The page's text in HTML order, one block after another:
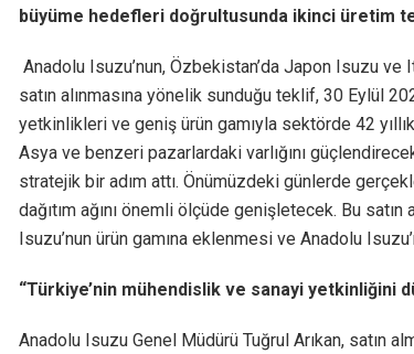
büyüme hedefleri doğrultusunda ikinci üretim
Anadolu Isuzu’nun, Özbekistan’da Japon Isuzu ve
satın alınmasına yönelik sunduğu teklif, 30 Eylül
yetkinlikleri ve geniş ürün gamıyla sektörde 42
Asya ve benzeri pazarlardaki varlığını
stratejik bir adım attı. Önümüzdeki günlerde
dağıtım ağını önemli ölçüde genişletecek. Bu
Isuzu’nun ürün gamına eklenmesi ve Anadolu
“Türkiye’nin mühendislik ve sanayi yetkinliğini
Anadolu Isuzu Genel Müdürü Tuğrul Arıkan, satın